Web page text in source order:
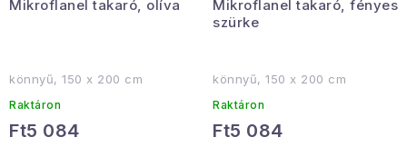
Mikroflanel takaró, olíva
könnyű, 150 x 200 cm
Raktáron
Ft5 084
Mikroflanel takaró, fényes
szürke
könnyű, 150 x 200 cm
Raktáron
Ft5 084